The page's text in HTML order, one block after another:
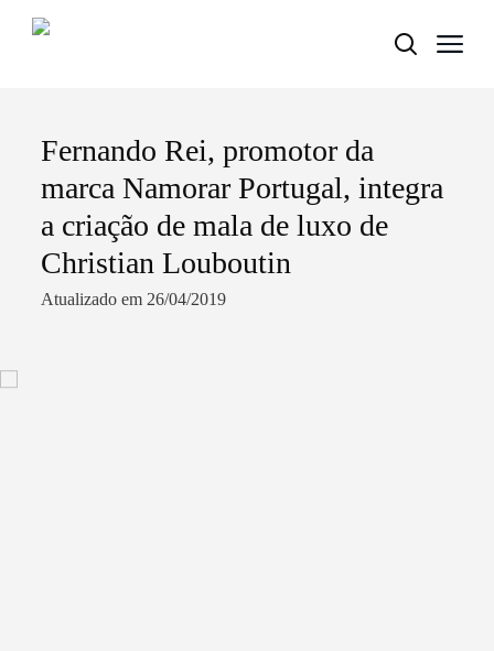
Termo de Pesquisa
Categorias gerais
Fernando Rei, promotor da
marca Namorar Portugal, integra
a criação de mala de luxo de
Christian Louboutin
Atualizado em 26/04/2019